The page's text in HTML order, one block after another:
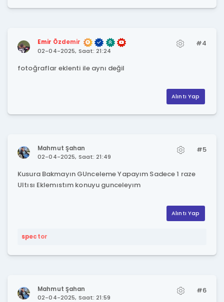
Emir Özdemir
02-04-2025, Saat: 21:24
#4
fotoğraflar eklenti ile aynı değil
Alıntı Yap
Mahmut Şahan
02-04-2025, Saat: 21:49
#5
Kusura Bakmayın GUnceleme Yapayım Sadece 1 raze
Ultısı Eklemıstım konuyu gunceleyım
Alıntı Yap
spector
Mahmut Şahan
02-04-2025, Saat: 21:59
#6